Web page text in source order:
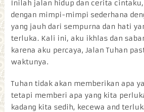
Inilah jalan hidup dan cerita
dengan mimpi-mimpi sederhana
yang jauh dari sempurna dan hati
terluka. Kali ini, aku ikhlas dan
karena aku percaya, Jalan Tuhan
waktunya.
Tuhan tidak akan memberikan apa
tetapi memberi apa yang kita
kadang kita sedih, kecewa and